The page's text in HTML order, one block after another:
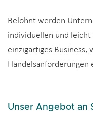
Belohnt werden
individuellen und leicht
einzigartiges Business,
Handelsanforderungen
Unser Angebot an